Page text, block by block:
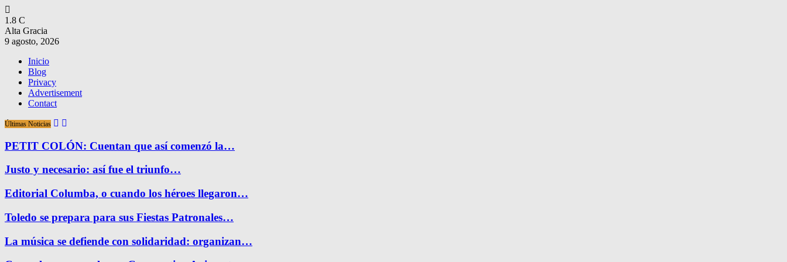
1.8 C
Alta Gracia
9 agosto, 2026
Inicio
Blog
Privacy
Advertisement
Contact
Últimas Noticias
PETIT COLÓN: Cuentan que así comenzó la…
Justo y necesario: así fue el triunfo…
Editorial Columba, o cuando los héroes llegaron…
Toledo se prepara para sus Fiestas Patronales…
La música se defiende con solidaridad: organizan…